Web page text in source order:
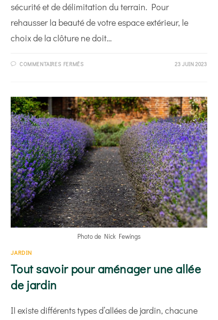
sécurité et de délimitation du terrain. Pour
rehausser la beauté de votre espace extérieur, le
choix de la clôture ne doit…
COMMENTAIRES FERMÉSSUR
CLÔTURE
DE
JARDIN
?
23 JUIN 2023
Photo de Nick Fewings
JARDIN
Tout savoir pour aménager une allée
de jardin
Il existe différents types d’allées de jardin, chacune